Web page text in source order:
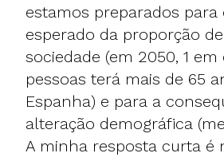
estamos preparados
esperado da proporção
sociedade (em 2050, 1 em
pessoas terá mais de 65
Espanha) e para a
alteração demográfica
A minha resposta curta é